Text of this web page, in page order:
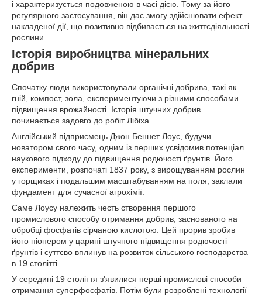
і характеризується подовженою в часі дією. Тому за його
регулярного застосування, він дає змогу здійснювати ефект
накладеної дії, що позитивно відбивається на життєдіяльності
рослини.
Історія виробництва мінеральних
добрив
Спочатку люди використовували органічні добрива, такі як
гній, компост, зола, експериментуючи з різними способами
підвищення врожайності. Історія штучних добрив
починається задовго до робіт Лібіха.
Англійський підприємець Джон Беннет Лоус, будучи
новатором свого часу, одним із перших усвідомив потенціал
наукового підходу до підвищення родючості ґрунтів. Його
експерименти, розпочаті 1837 року, з вирощуванням рослин
у горщиках і подальшим масштабуванням на поля, заклали
фундамент для сучасної агрохімії.
Саме Лоусу належить честь створення першого
промислового способу отримання добрив, заснованого на
обробці фосфатів сірчаною кислотою. Цей прорив зробив
його піонером у царині штучного підвищення родючості
ґрунтів і суттєво вплинув на розвиток сільського господарства
в 19 столітті.
У середині 19 століття з'явилися перші промислові способи
отримання суперфосфатів. Потім були розроблені технології